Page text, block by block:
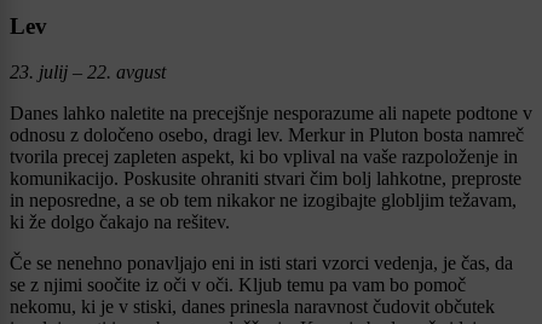
Lev
23. julij – 22. avgust
Danes lahko naletite na precejšnje nesporazume ali napete podtone v
odnosu z določeno osebo, dragi lev. Merkur in Pluton bosta namreč
tvorila precej zapleten aspekt, ki bo vplival na vaše razpoloženje in
komunikacijo. Poskusite ohraniti stvari čim bolj lahkotne, preproste
in neposredne, a se ob tem nikakor ne izogibajte globljim težavam,
ki že dolgo čakajo na rešitev.
Če se nenehno ponavljajo eni in isti stari vzorci vedenja, je čas, da
se z njimi soočite iz oči v oči. Kljub temu pa vam bo pomoč
nekomu, ki je v stiski, danes prinesla naravnost čudovit občutek